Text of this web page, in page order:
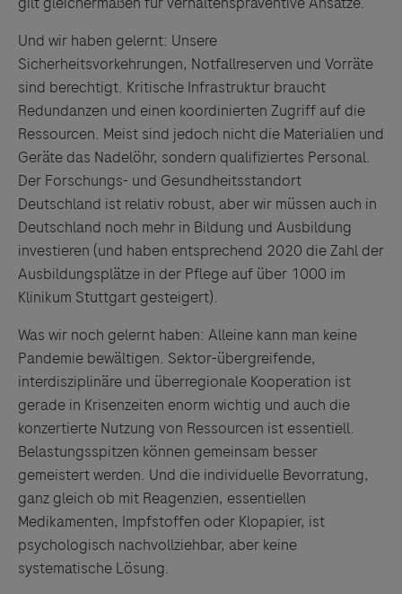
Und wir haben gelernt: Unsere
Sicherheitsvorkehrungen, Notfallreserven und Vorräte
sind berechtigt. Kritische Infrastruktur braucht
Redundanzen und einen koordinierten Zugriff auf die
Ressourcen. Meist sind jedoch nicht die Materialien und
Geräte das Nadelöhr, sondern qualifiziertes Personal.
Der Forschungs- und Gesundheitsstandort
Deutschland ist relativ robust, aber wir müssen auch in
Deutschland noch mehr in Bildung und Ausbildung
investieren (und haben entsprechend 2020 die Zahl der
Ausbildungsplätze in der Pflege auf über 1000 im
Klinikum Stuttgart gesteigert).
Was wir noch gelernt haben: Alleine kann man keine
Pandemie bewältigen. Sektor-übergreifende,
interdisziplinäre und überregionale Kooperation ist
gerade in Krisenzeiten enorm wichtig und auch die
konzertierte Nutzung von Ressourcen ist essentiell.
Belastungsspitzen können gemeinsam besser
gemeistert werden. Und die individuelle Bevorratung,
ganz gleich ob mit Reagenzien, essentiellen
Medikamenten, Impfstoffen oder Klopapier, ist
psychologisch nachvollziehbar, aber keine
systematische Lösung.